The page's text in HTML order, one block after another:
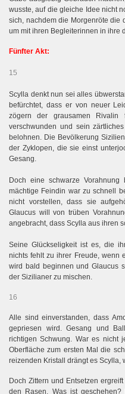
wusste, auf die gleiche Idee nicht
sich, nachdem die Morgenröte die
um mit ihren Begleiterinnen in ihre
Fünfter Akt:
15
Scylla denkt nun sei alles
befürchtet, dass er von neuer
zögern der grausamen
verschwunden und sein
belohnen. Die Bevölkerung
der Zyklopen, die sie einst
Gesang.
Doch eine schwarze
mächtige Feindin war zu schnell
nicht vorstellen, dass sie
Glaucus will von trüben
angebracht, dass Scylla aus ihren
Seine Glückseligkeit ist es, die
nichts fehlt zu ihrer Freude, wenn
wird bald beginnen und Glaucus
der Sizilianer zu mischen.
16
Alle sind einverstanden, dass
gepriesen wird. Gesang und
richtigen Schwung. War es nicht
Oberfläche zum ersten Mal die
reizenden Kristall drängt es Scylla,
Doch Zittern und Entsetzen
den Rasen. Was ist